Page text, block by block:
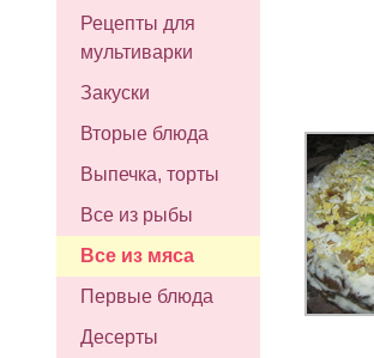
Рецепты для
мультиварки
Закуски
Вторые блюда
Выпечка, торты
Все из рыбы
Все из мяса
Первые блюда
Десерты